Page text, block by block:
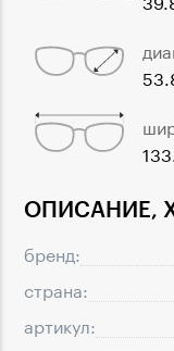
ОПИСАНИЕ,
бренд:
страна:
артикул: